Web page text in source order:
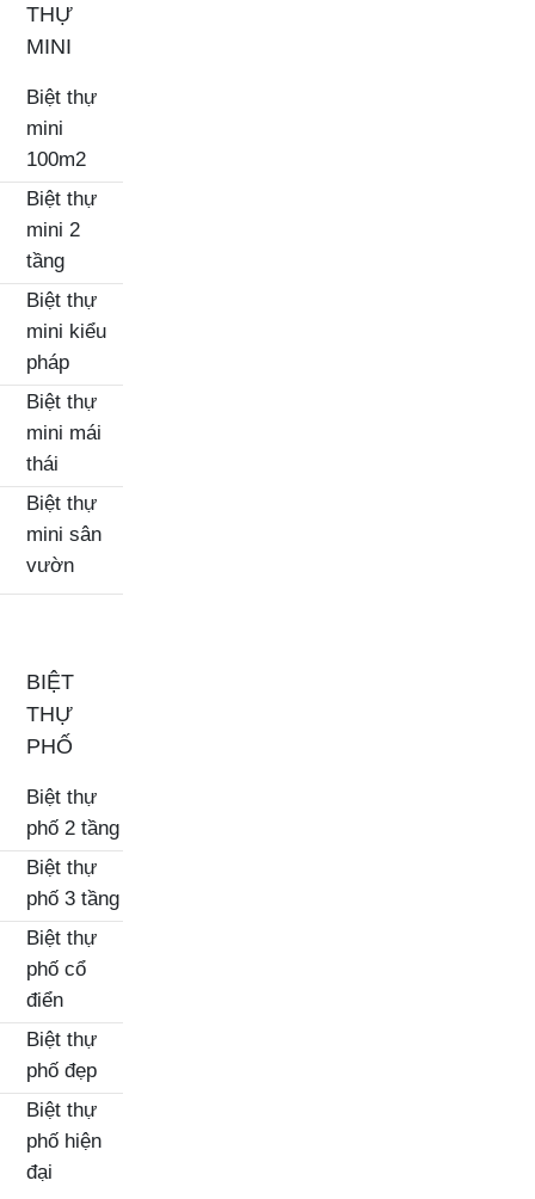
THỰ
MINI
Biệt thự
mini
100m2
Biệt thự
mini 2
tầng
Biệt thự
mini kiểu
pháp
Biệt thự
mini mái
thái
Biệt thự
mini sân
vườn
BIỆT
THỰ
PHỐ
Biệt thự
phố 2 tầng
Biệt thự
phố 3 tầng
Biệt thự
phố cổ
điển
Biệt thự
phố đẹp
Biệt thự
phố hiện
đại